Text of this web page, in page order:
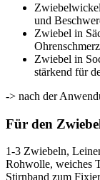
und
Zwiebel in
Zwiebel in
stärkend für
-> nach der
Für den
1-3 Zwiebeln,
Rohwolle, weiches
Stirnband zum